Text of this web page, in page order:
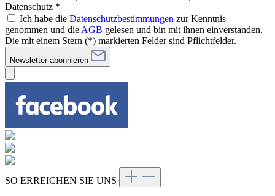
Datenschutz *
Ich habe die Datenschutzbestimmungen zur Kenntnis
genommen und die AGB gelesen und bin mit ihnen einverstanden.
Die mit einem Stern (*) markierten Felder sind Pflichtfelder.
Newsletter abonnieren
SO ERREICHEN SIE UNS